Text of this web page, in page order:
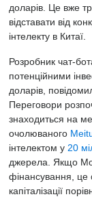
доларів. Це вже
відставати від
інтелекту в Китаї.
Розробник чат-
потенційними
доларів,
Переговори
знаходиться на
очолюваного
інтелектом у 20
джерела. Якщо
фінансування, це
капіталізації